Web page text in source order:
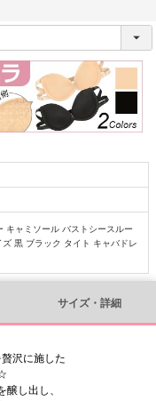
キャミソール バストシースルー
黒 ブラック タイト キャバドレ
サイズ・詳細
沢に施した
し出し、